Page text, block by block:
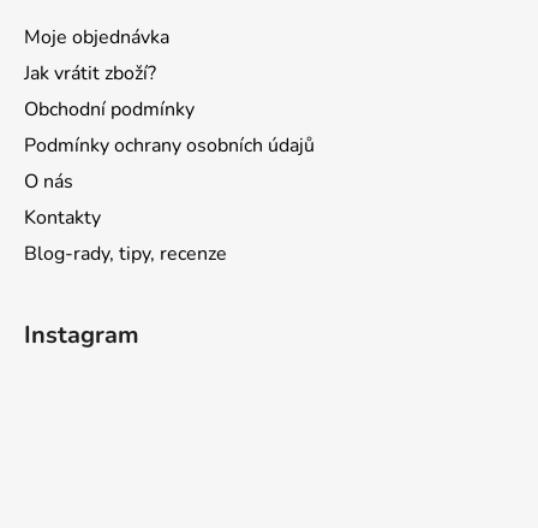
Moje objednávka
Jak vrátit zboží?
Obchodní podmínky
Podmínky ochrany osobních údajů
O nás
Kontakty
Blog-rady, tipy, recenze
Instagram